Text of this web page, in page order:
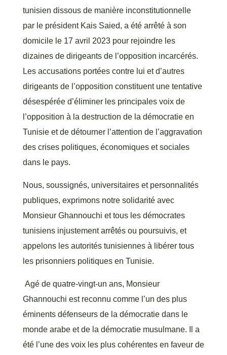
tunisien dissous de manière inconstitutionnelle
par le président Kais Saied, a été arrêté à son
domicile le 17 avril 2023 pour rejoindre les
dizaines de dirigeants de l’opposition incarcérés.
Les accusations portées contre lui et d’autres
dirigeants de l’opposition constituent une tentative
désespérée d’éliminer les principales voix de
l’opposition à la destruction de la démocratie en
Tunisie et de détourner l’attention de l’aggravation
des crises politiques, économiques et sociales
dans le pays.
Nous, soussignés, universitaires et personnalités
publiques, exprimons notre solidarité avec
Monsieur Ghannouchi et tous les démocrates
tunisiens injustement arrêtés ou poursuivis, et
appelons les autorités tunisiennes à libérer tous
les prisonniers politiques en Tunisie.
Agé de quatre-vingt-un ans, Monsieur
Ghannouchi est reconnu comme l’un des plus
éminents défenseurs de la démocratie dans le
monde arabe et de la démocratie musulmane. Il a
été l’une des voix les plus cohérentes en faveur de